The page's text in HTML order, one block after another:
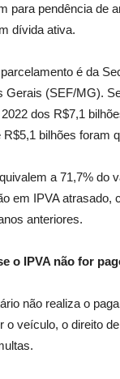
para pendência de
dívida ativa.
é da
Gerais (SEF/MG).
dos R$7,1
bilhões foram
a 71,7% do
em IPVA atrasado,
anteriores.
o IPVA não for
não realiza o
o veículo, o direito